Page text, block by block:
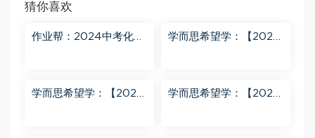
猜你喜欢
作业帮：2024中考化学
学而思希望学：【2024
学而思希望学：【2024
学而思希望学：【2024